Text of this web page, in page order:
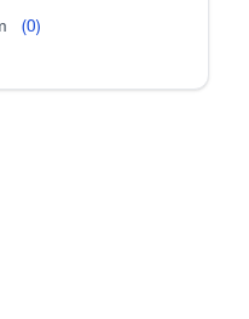
(0)